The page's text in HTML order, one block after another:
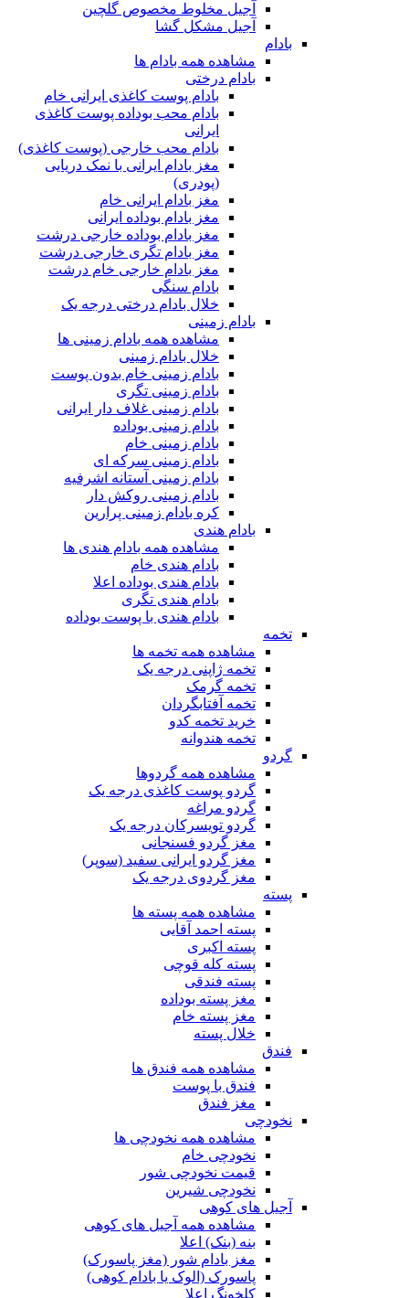
آجیل مخلوط مخصوص گلچین
آجیل مشکل گشا
بادام
مشاهده همه بادام ها
بادام درختی
بادام پوست کاغذی ایرانی خام
بادام محب بوداده پوست کاغذی
ایرانی
بادام محب خارجی (پوست کاغذی)
مغز بادام ایرانی با نمک دریایی
(پودری)
مغز بادام ایرانی خام
مغز بادام بوداده ایرانی
مغز بادام بوداده خارجی درشت
مغز بادام تگری خارجی درشت
مغز بادام خارجی خام درشت
بادام سنگی
خلال بادام درختی درجه یک
بادام زمینی
مشاهده همه بادام زمینی ها
خلال بادام زمینی
بادام زمینی خام بدون پوست
بادام زمینی تگری
بادام زمینی غلاف دار ایرانی
بادام زمینی بوداده
بادام زمینی خام
بادام زمینی سرکه ای
بادام زمینی آستانه اشرفیه
بادام زمینی روکش دار
کره بادام زمینی پرارین
بادام هندی
مشاهده همه بادام هندی ها
بادام هندی خام
بادام هندی بوداده اعلا
بادام هندی تگری
بادام هندی با پوست بوداده
تخمه
مشاهده همه تخمه ها
تخمه ژاپنی درجه یک
تخمه گرمک
تخمه آفتابگردان
خرید تخمه کدو
تخمه هندوانه
گردو
مشاهده همه گردوها
گردو پوست کاغذی درجه یک
گردو مراغه
گردو تویسرکان درجه یک
مغز گردو فسنجانی
مغز گردو ایرانی سفید (سوپر)
مغز گردوی درجه یک
پسته
مشاهده همه پسته ها
پسته احمد آقایی
پسته اکبری
پسته کله قوچی
پسته فندقی
مغز پسته بوداده
مغز پسته خام
خلال پسته
فندق
مشاهده همه فندق ها
فندق با پوست
مغز فندق
نخودچی
مشاهده همه نخودچی ها
نخودچی خام
قیمت نخودچی شور
نخودچی شیرین
آجیل های کوهی
مشاهده همه آجیل های کوهی
بنه (بنک) اعلا
مغز بادام شور (مغز پاسورک)
پاسورک (الوک یا بادام کوهی)
کلخونگ اعلا